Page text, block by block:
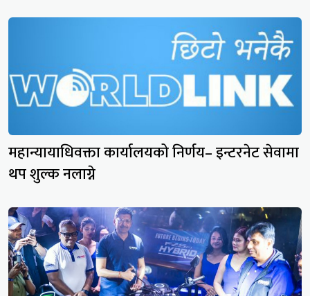
महान्यायाधिवक्ता कार्यालयको निर्णय– इन्टरनेट सेवामा
थप शुल्क नलाग्ने